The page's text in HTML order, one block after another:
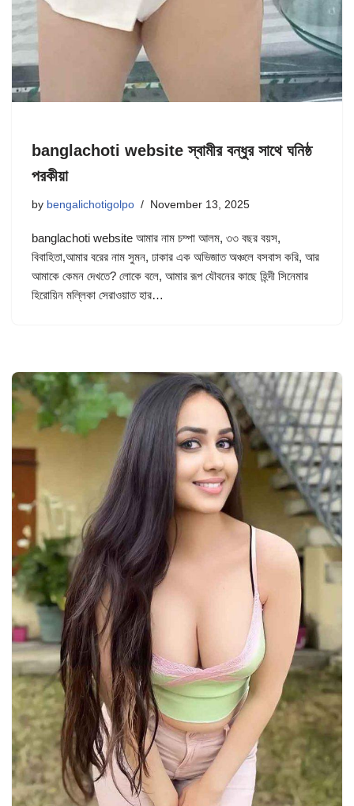
banglachoti website স্বামীর বন্ধুর সাথে ঘনিষ্ঠ
পরকীয়া
by bengalichotigolpo November 13, 2025
banglachoti website আমার নাম চম্পা আলম, ৩৩ বছর বয়স,
বিবাহিতা,আমার বরের নাম সুমন, ঢাকার এক অভিজাত অঞ্চলে বসবাস করি, আর
আমাকে কেমন দেখতে? লোকে বলে, আমার রূপ যৌবনের কাছে হিন্দী সিনেমার
হিরোয়িন মল্লিকা সেরাওয়াত হার…